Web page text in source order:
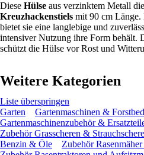
Diese Hülse aus verzinktem Metall
Kreuzhackenstiels mit 90 cm Länge.
bietet sie eine langlebige und
intensiver Nutzung ihre Form behält.
schützt die Hülse vor Rost und
Weitere Kategorien
Liste überspringen
Garten
Gartenmaschinen &
Gartenmaschinenzubehör &
Zubehör Grasscheren &
Benzin & Öle
Zubehör